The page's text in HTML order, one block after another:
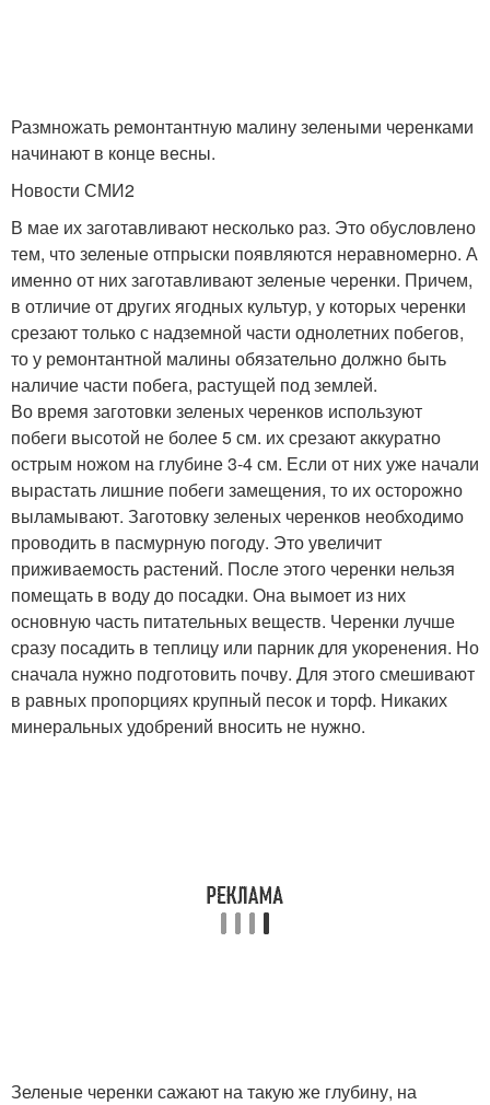
Размножать ремонтантную малину зелеными черенками
начинают в конце весны.
Новости СМИ2
В мае их заготавливают несколько раз. Это обусловлено
тем, что зеленые отпрыски появляются неравномерно. А
именно от них заготавливают зеленые черенки. Причем,
в отличие от других ягодных культур, у которых черенки
срезают только с надземной части однолетних побегов,
то у ремонтантной малины обязательно должно быть
наличие части побега, растущей под землей.
Во время заготовки зеленых черенков используют
побеги высотой не более 5 см. их срезают аккуратно
острым ножом на глубине 3-4 см. Если от них уже начали
вырастать лишние побеги замещения, то их осторожно
выламывают. Заготовку зеленых черенков необходимо
проводить в пасмурную погоду. Это увеличит
приживаемость растений. После этого черенки нельзя
помещать в воду до посадки. Она вымоет из них
основную часть питательных веществ. Черенки лучше
сразу посадить в теплицу или парник для укоренения. Но
сначала нужно подготовить почву. Для этого смешивают
в равных пропорциях крупный песок и торф. Никаких
минеральных удобрений вносить не нужно.
Зеленые черенки сажают на такую же глубину, на